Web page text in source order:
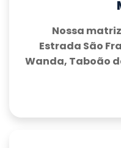
Nossa
Estrada São
Wanda, Taboão